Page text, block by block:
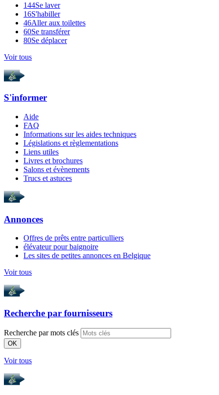
144Se laver
16S'habiller
46Aller aux toilettes
60Se transférer
80Se déplacer
Voir tous
S'informer
Aide
FAQ
Informations sur les aides techniques
Législations et règlementations
Liens utiles
Livres et brochures
Salons et évènements
Trucs et astuces
Annonces
Offres de prêts entre particulliers
élévateur pour baignoire
Les sites de petites annonces en Belgique
Voir tous
Recherche par fournisseurs
Recherche par mots clés
OK
Voir tous